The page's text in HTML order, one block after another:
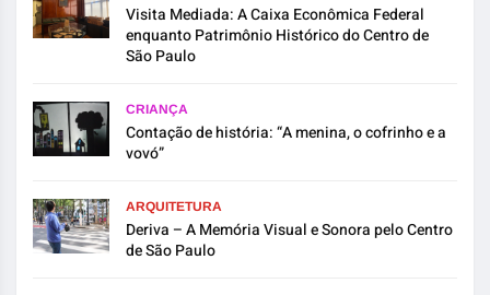
Visita Mediada: A Caixa Econômica Federal
enquanto Patrimônio Histórico do Centro de
São Paulo
CRIANÇA
Contação de história: “A menina, o cofrinho e a
vovó”
ARQUITETURA
Deriva – A Memória Visual e Sonora pelo Centro
de São Paulo